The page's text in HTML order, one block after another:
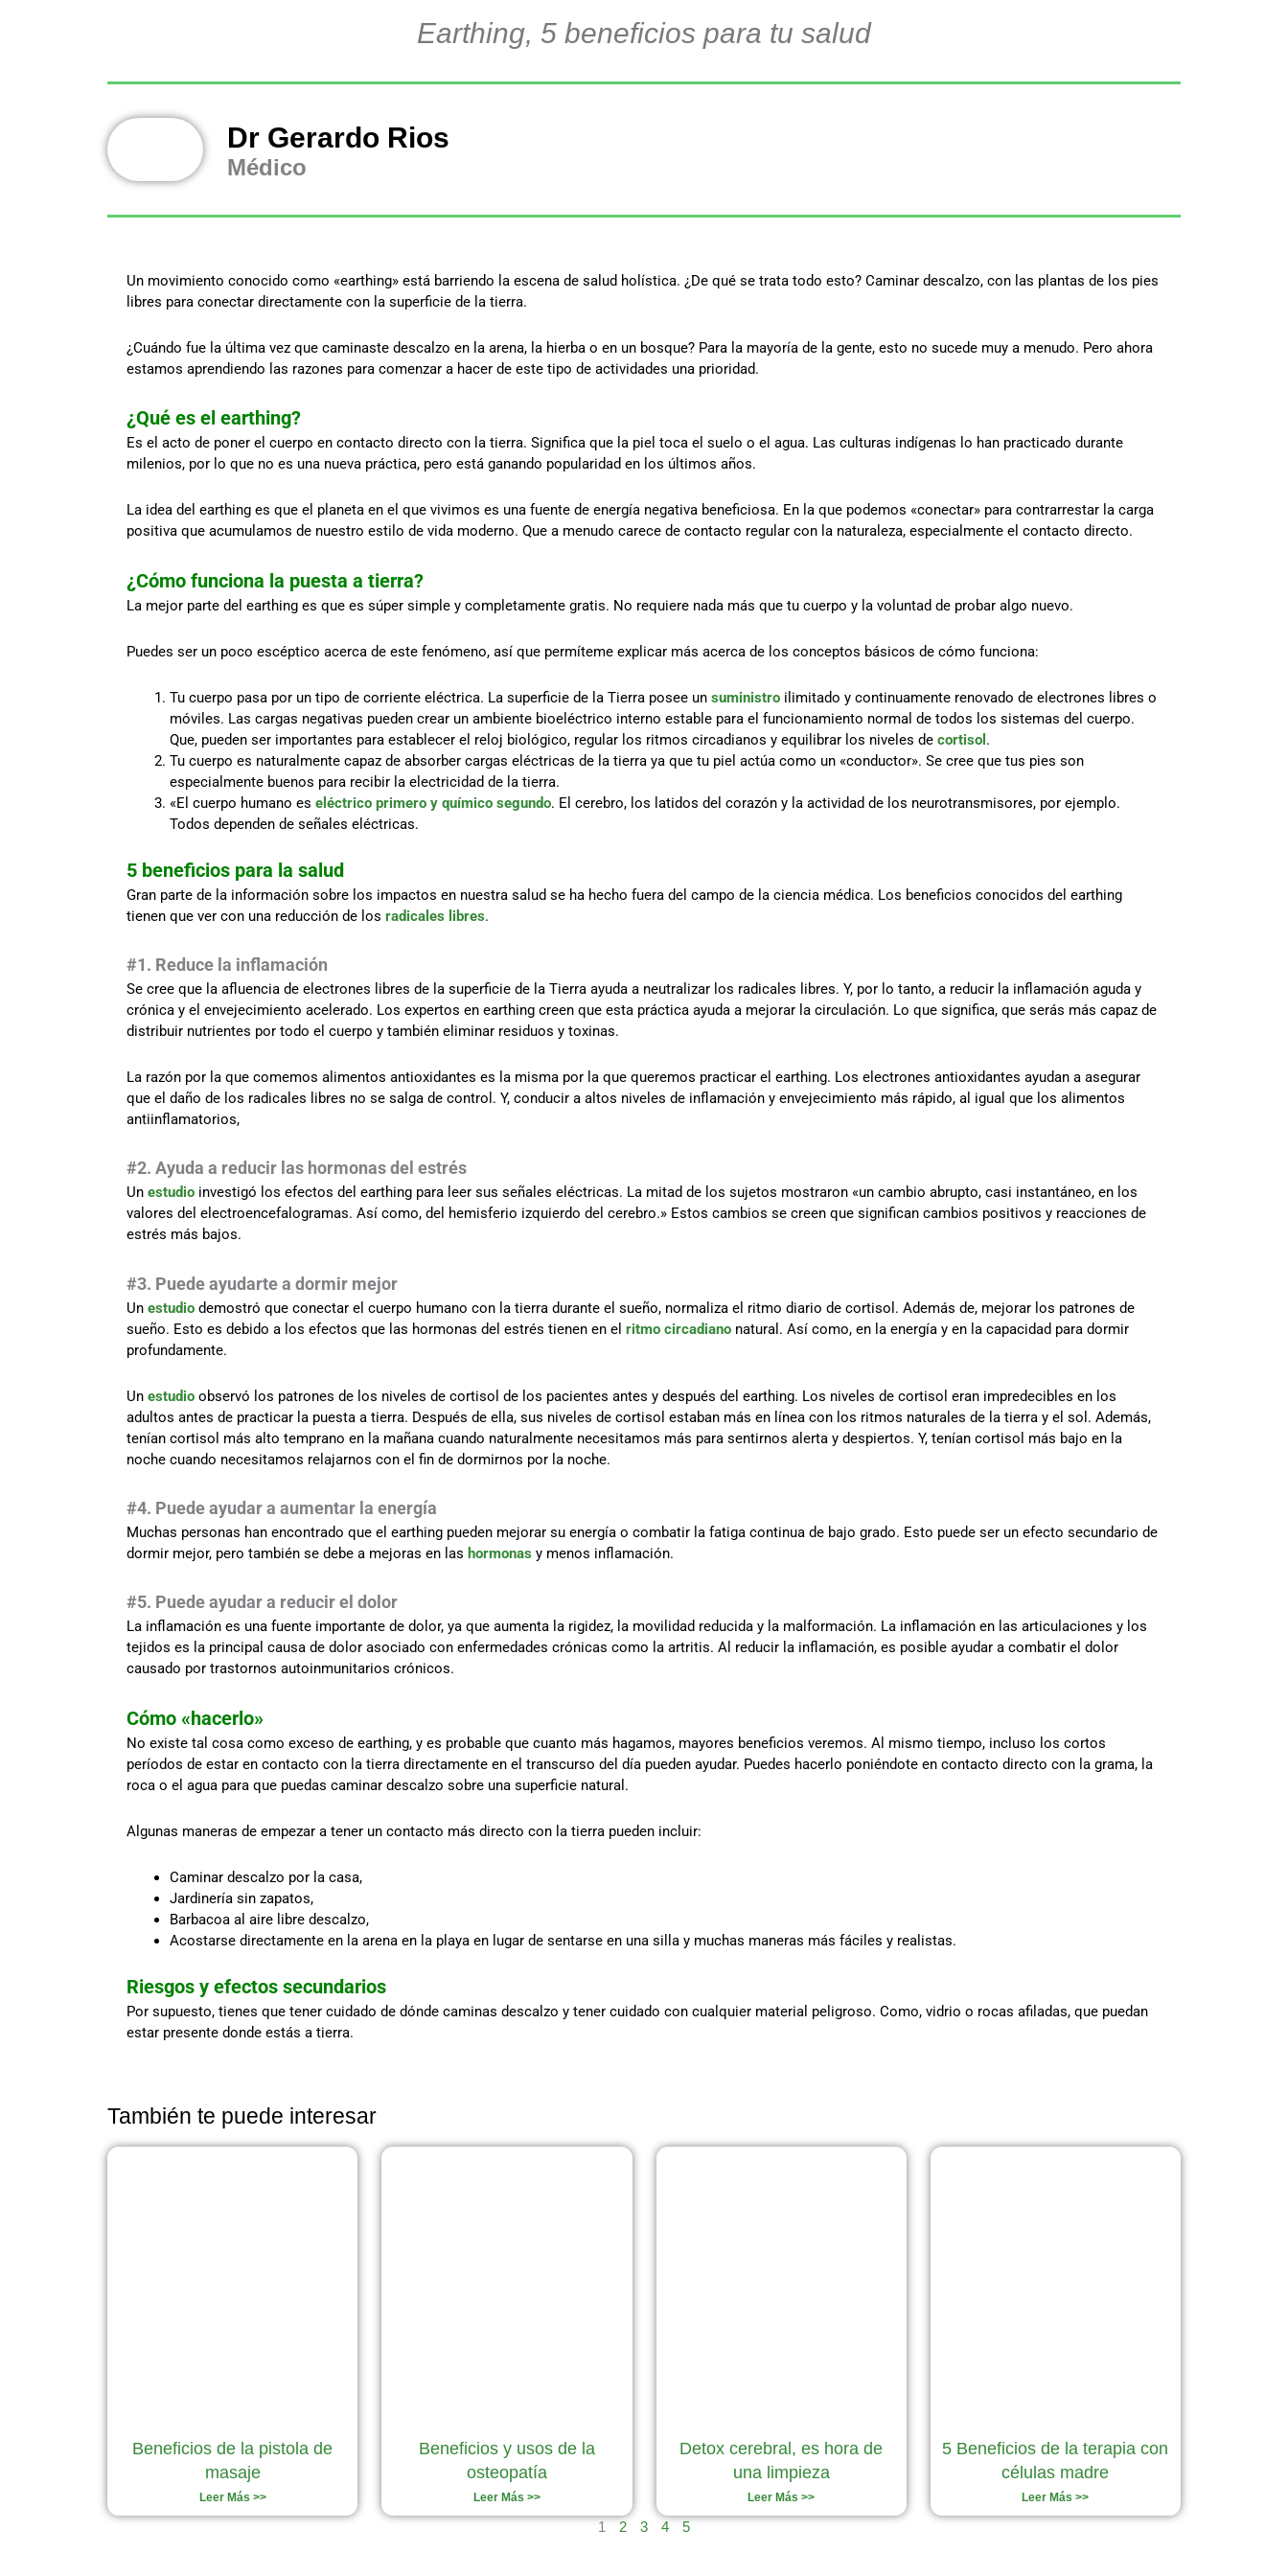
Earthing, 5 beneficios para tu salud
Dr Gerardo Rios
Médico
Un movimiento conocido como «earthing» está barriendo la escena de salud holística. ¿De qué se trata todo esto? Caminar descalzo, con las plantas de los pies
libres para conectar directamente con la superficie de la tierra.
¿Cuándo fue la última vez que caminaste descalzo en la arena, la hierba o en un bosque? Para la mayoría de la gente, esto no sucede muy a menudo. Pero ahora
estamos aprendiendo las razones para comenzar a hacer de este tipo de actividades una prioridad.
¿Qué es el earthing?
Es el acto de poner el cuerpo en contacto directo con la tierra. Significa que la piel toca el suelo o el agua. Las culturas indígenas lo han practicado durante
milenios, por lo que no es una nueva práctica, pero está ganando popularidad en los últimos años.
La idea del earthing es que el planeta en el que vivimos es una fuente de energía negativa beneficiosa. En la que podemos «conectar» para contrarrestar la carga
positiva que acumulamos de nuestro estilo de vida moderno. Que a menudo carece de contacto regular con la naturaleza, especialmente el contacto directo.
¿Cómo funciona la puesta a tierra?
La mejor parte del earthing es que es súper simple y completamente gratis. No requiere nada más que tu cuerpo y la voluntad de probar algo nuevo.
Puedes ser un poco escéptico acerca de este fenómeno, así que permíteme explicar más acerca de los conceptos básicos de cómo funciona:
Tu cuerpo pasa por un tipo de corriente eléctrica. La superficie de la Tierra posee un suministro ilimitado y continuamente renovado de electrones libres o
móviles. Las cargas negativas pueden crear un ambiente bioeléctrico interno estable para el funcionamiento normal de todos los sistemas del cuerpo.
Que, pueden ser importantes para establecer el reloj biológico, regular los ritmos circadianos y equilibrar los niveles de cortisol .
Tu cuerpo es naturalmente capaz de absorber cargas eléctricas de la tierra ya que tu piel actúa como un «conductor». Se cree que tus pies son
especialmente buenos para recibir la electricidad de la tierra.
«El cuerpo humano es eléctrico primero y químico segundo. El cerebro, los latidos del corazón y la actividad de los neurotransmisores, por ejemplo.
Todos dependen de señales eléctricas.
5 beneficios para la salud
Gran parte de la información sobre los impactos en nuestra salud se ha hecho fuera del campo de la ciencia médica. Los beneficios conocidos del earthing
tienen que ver con una reducción de los radicales libres.
#1. Reduce la inflamación
Se cree que la afluencia de electrones libres de la superficie de la Tierra ayuda a neutralizar los radicales libres. Y, por lo tanto, a reducir la inflamación aguda y
crónica y el envejecimiento acelerado. Los expertos en earthing creen que esta práctica ayuda a mejorar la circulación. Lo que significa, que serás más capaz de
distribuir nutrientes por todo el cuerpo y también eliminar residuos y toxinas.
La razón por la que comemos alimentos antioxidantes es la misma por la que queremos practicar el earthing. Los electrones antioxidantes ayudan a asegurar
que el daño de los radicales libres no se salga de control. Y, conducir a altos niveles de inflamación y envejecimiento más rápido, al igual que los alimentos
antiinflamatorios,
#2. Ayuda a reducir las hormonas del estrés
Un estudio investigó los efectos del earthing para leer sus señales eléctricas. La mitad de los sujetos mostraron «un cambio abrupto, casi instantáneo, en los
valores del electroencefalogramas. Así como, del hemisferio izquierdo del cerebro.» Estos cambios se creen que significan cambios positivos y reacciones de
estrés más bajos.
#3. Puede ayudarte a dormir mejor
Un estudio demostró que conectar el cuerpo humano con la tierra durante el sueño, normaliza el ritmo diario de cortisol. Además de, mejorar los patrones de
sueño. Esto es debido a los efectos que las hormonas del estrés tienen en el ritmo circadiano natural. Así como, en la energía y en la capacidad para dormir
profundamente.
Un estudio observó los patrones de los niveles de cortisol de los pacientes antes y después del earthing. Los niveles de cortisol eran impredecibles en los
adultos antes de practicar la puesta a tierra. Después de ella, sus niveles de cortisol estaban más en línea con los ritmos naturales de la tierra y el sol. Además,
tenían cortisol más alto temprano en la mañana cuando naturalmente necesitamos más para sentirnos alerta y despiertos. Y, tenían cortisol más bajo en la
noche cuando necesitamos relajarnos con el fin de dormirnos por la noche.
#4. Puede ayudar a aumentar la energía
Muchas personas han encontrado que el earthing pueden mejorar su energía o combatir la fatiga continua de bajo grado. Esto puede ser un efecto secundario de
dormir mejor, pero también se debe a mejoras en las hormonas y menos inflamación.
#5. Puede ayudar a reducir el dolor
La inflamación es una fuente importante de dolor, ya que aumenta la rigidez, la movilidad reducida y la malformación. La inflamación en las articulaciones y los
tejidos es la principal causa de dolor asociado con enfermedades crónicas como la artritis. Al reducir la inflamación, es posible ayudar a combatir el dolor
causado por trastornos autoinmunitarios crónicos.
Cómo «hacerlo»
No existe tal cosa como exceso de earthing, y es probable que cuanto más hagamos, mayores beneficios veremos. Al mismo tiempo, incluso los cortos
períodos de estar en contacto con la tierra directamente en el transcurso del día pueden ayudar. Puedes hacerlo poniéndote en contacto directo con la grama, la
roca o el agua para que puedas caminar descalzo sobre una superficie natural.
Algunas maneras de empezar a tener un contacto más directo con la tierra pueden incluir:
Caminar descalzo por la casa,
Jardinería sin zapatos,
Barbacoa al aire libre descalzo,
Acostarse directamente en la arena en la playa en lugar de sentarse en una silla y muchas maneras más fáciles y realistas.
Riesgos y efectos secundarios
Por supuesto, tienes que tener cuidado de dónde caminas descalzo y tener cuidado con cualquier material peligroso. Como, vidrio o rocas afiladas, que puedan
estar presente donde estás a tierra.
También te puede interesar
Beneficios de la pistola de
masaje
Leer Más >>
Beneficios y usos de la
osteopatía
Leer Más >>
Detox cerebral, es hora de
una limpieza
Leer Más >>
5 Beneficios de la terapia con
células madre
Leer Más >>
Página
1
Página
2
Página
3 4 5